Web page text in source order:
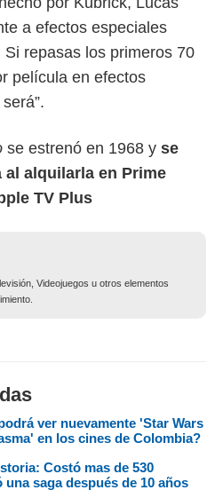
a efectos especiales
repasas los primeros 70
película en efectos
se estrenó en 1968 y se
al alquilarla en Prime
TV Plus
Videojuegos u otros elementos
ver nuevamente 'Star Wars
en los cines de Colombia?
Costó mas de 530
saga después de 10 años